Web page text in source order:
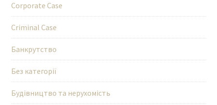
Corporate Case
Criminal Case
Банкрутство
Без категорії
Будівництво та нерухомість